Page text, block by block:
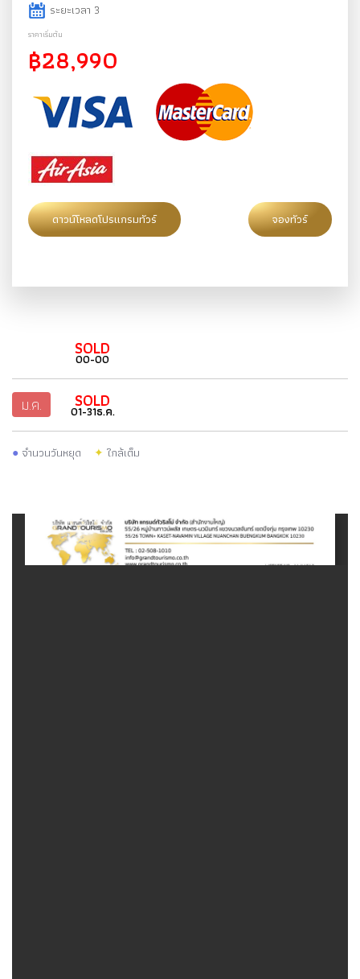
ระยะเวลา 3
ราคาเริ่มต้น
฿28,990
ดาวน์โหลดโปรแกรมทัวร์ จองทัวร์
00-00
SOLD
ม.ค. 01-31ธ.ค.
SOLD
● จำนวนวันหยุด ✦ ใกล้เต็ม